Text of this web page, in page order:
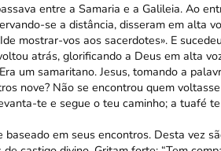
entre a Samaria e a Galileia. Ao
se a distância, disseram em alta
mostrar-vos aos sacerdotes». E
atrás, glorificando a Deus em alta
um samaritano. Jesus, tomando a
nove? Não se encontrou quem
te e segue o teu caminho; a tuafé
em seus encontros. Desta vez